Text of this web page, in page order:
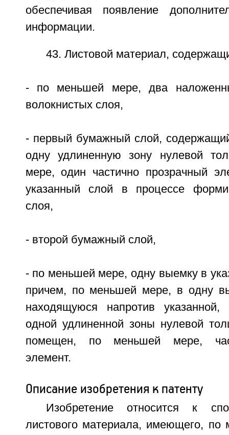
обеспечивая появление
информации.
43. Листовой материал,
- по меньшей мере, два
волокнистых слоя,
- первый бумажный слой,
одну удлиненную зону нулевой
мере, один частично прозрачный
указанный слой в процессе
слоя,
- второй бумажный слой,
- по меньшей мере, одну выемку в
причем, по меньшей мере, в одну
находящуюся напротив
одной удлиненной зоны нулевой
помещен, по меньшей мере,
элемент.
Описание изобретения к патенту
Изобретение относится к
листового материала, имеющего,